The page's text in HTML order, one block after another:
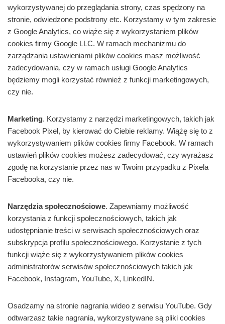
wykorzystywanej do przeglądania strony, czas spędzony na
stronie, odwiedzone podstrony etc. Korzystamy w tym zakresie
z Google Analytics, co wiąże się z wykorzystaniem plików
cookies firmy Google LLC. W ramach mechanizmu do
zarządzania ustawieniami plików cookies masz możliwość
zadecydowania, czy w ramach usługi Google Analytics
będziemy mogli korzystać również z funkcji marketingowych,
czy nie.
Marketing. Korzystamy z narzędzi marketingowych, takich jak
Facebook Pixel, by kierować do Ciebie reklamy. Wiążę się to z
wykorzystywaniem plików cookies firmy Facebook. W ramach
ustawień plików cookies możesz zadecydować, czy wyrażasz
zgodę na korzystanie przez nas w Twoim przypadku z Pixela
Facebooka, czy nie.
Narzędzia społecznościowe. Zapewniamy możliwość
korzystania z funkcji społecznościowych, takich jak
udostępnianie treści w serwisach społecznościowych oraz
subskrypcja profilu społecznościowego. Korzystanie z tych
funkcji wiąże się z wykorzystywaniem plików cookies
administratorów serwisów społecznościowych takich jak
Facebook, Instagram, YouTube, X, LinkedIN.
Osadzamy na stronie nagrania wideo z serwisu YouTube. Gdy
odtwarzasz takie nagrania, wykorzystywane są pliki cookies